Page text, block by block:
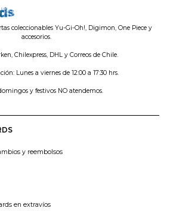
coleccionables Yu-Gi-Oh!, Digimon, One Piece y
accesorios.
Chilexpress, DHL y Correos de Chile.
Lunes a viernes de 12:00 a 17:30 hrs.
y festivos NO atendemos.
y reembolsos
en extravíos